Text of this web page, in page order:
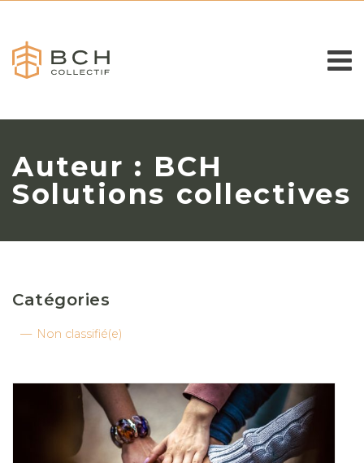
Auteur : BCH
Solutions collectives
Catégories
Non classifié(e)